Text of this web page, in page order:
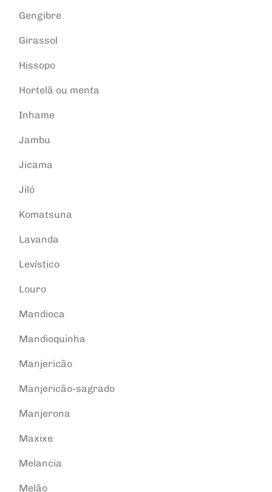
Gengibre
Girassol
Hissopo
Hortelã ou menta
Inhame
Jambu
Jicama
Jiló
Komatsuna
Lavanda
Levístico
Louro
Mandioca
Mandioquinha
Manjericão
Manjericão-sagrado
Manjerona
Maxixe
Melancia
Melão